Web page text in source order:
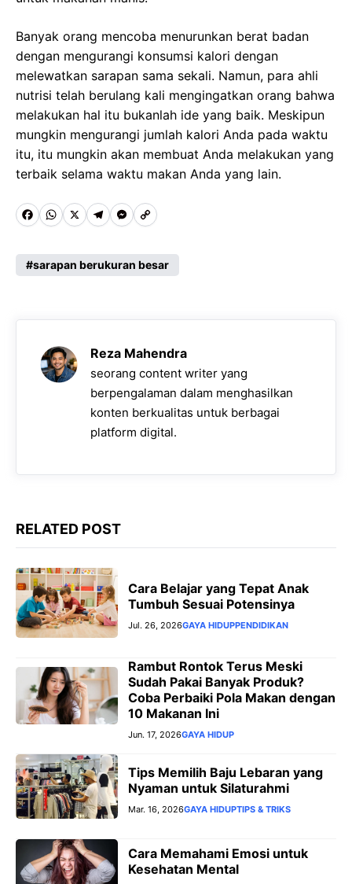
Banyak orang mencoba menurunkan berat badan
dengan mengurangi konsumsi kalori dengan
melewatkan sarapan sama sekali. Namun, para ahli
nutrisi telah berulang kali mengingatkan orang bahwa
melakukan hal itu bukanlah ide yang baik. Meskipun
mungkin mengurangi jumlah kalori Anda pada waktu
itu, itu mungkin akan membuat Anda melakukan yang
terbaik selama waktu makan Anda yang lain.
F
c
b
W
a
s
A
p
X T
l
g
r
a
m
M
s
e
n
g
e
r
C
p
L
i
n
k
sarapan berukuran besar
Reza Mahendra
seorang content writer yang
berpengalaman dalam menghasilkan
konten berkualitas untuk berbagai
platform digital.
RELATED POST
Cara Belajar yang Tepat Anak
Tumbuh Sesuai Potensinya
Jul. 26, 2026GAYA HIDUPPENDIDIKAN
Rambut Rontok Terus Meski
Sudah Pakai Banyak Produk?
Coba Perbaiki Pola Makan dengan
10 Makanan Ini
Jun. 17, 2026GAYA HIDUP
Tips Memilih Baju Lebaran yang
Nyaman untuk Silaturahmi
Mar. 16, 2026GAYA HIDUPTIPS & TRIKS
Cara Memahami Emosi untuk
Kesehatan Mental